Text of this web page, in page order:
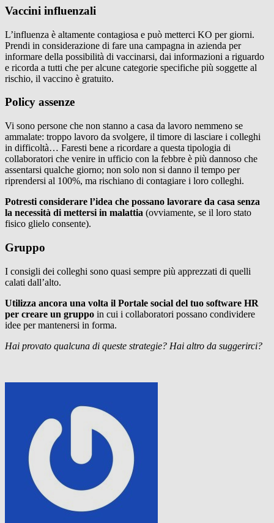
Vaccini influenzali
L’influenza è altamente contagiosa e può metterci KO per giorni.
Prendi in considerazione di fare una campagna in azienda per
informare della possibilità di vaccinarsi, dai informazioni a riguardo
e ricorda a tutti che per alcune categorie specifiche più soggette al
rischio, il vaccino è gratuito.
Policy assenze
Vi sono persone che non stanno a casa da lavoro nemmeno se
ammalate: troppo lavoro da svolgere, il timore di lasciare i colleghi
in difficoltà… Faresti bene a ricordare a questa tipologia di
collaboratori che venire in ufficio con la febbre è più dannoso che
assentarsi qualche giorno; non solo non si danno il tempo per
riprendersi al 100%, ma rischiano di contagiare i loro colleghi.
Potresti considerare l’idea che possano lavorare da casa senza
la necessità di mettersi in malattia (ovviamente, se il loro stato
fisico glielo consente).
Gruppo
I consigli dei colleghi sono quasi sempre più apprezzati di quelli
calati dall’alto.
Utilizza ancora una volta il Portale social del tuo software HR
per creare un gruppo in cui i collaboratori possano condividere
idee per mantenersi in forma.
Hai provato qualcuna di queste strategie? Hai altro da suggerirci?